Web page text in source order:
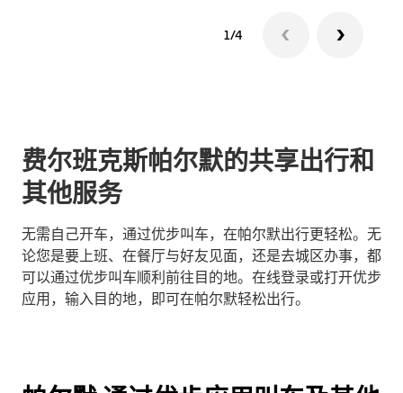
1/4
费尔班克斯帕尔默的共享出行和
其他服务
无需自己开车，通过优步叫车，在帕尔默出行更轻松。无
论您是要上班、在餐厅与好友见面，还是去城区办事，都
可以通过优步叫车顺利前往目的地。在线登录或打开优步
应用，输入目的地，即可在帕尔默轻松出行。